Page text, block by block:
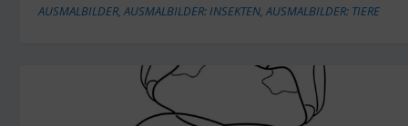
AUSMALBILDER,AUSMALBILDER: INSEKTEN,AUSMALBILDER: TIERE